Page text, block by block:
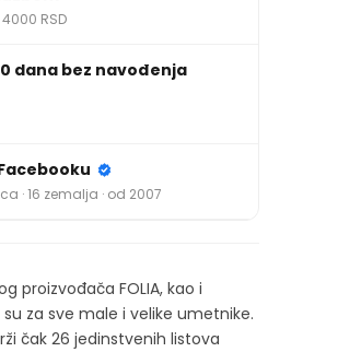
RSD
dana bez navođenja
· 16 zemalja · od 2007
proizvođača FOLIA, kao i
za sve male i velike umetnike.
čak 26 jedinstvenih listova